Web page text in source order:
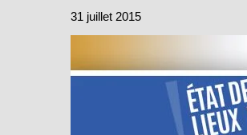
31 juillet 2015